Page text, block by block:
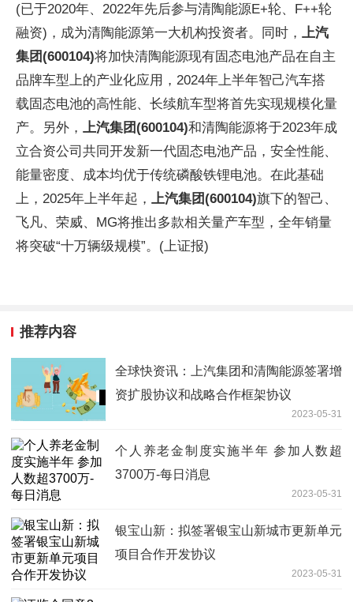
(已于2020年、2022年先后参与清陶能源E+轮、F++轮
融资)，成为清陶能源第一大机构投资者。同时， 上汽
集团(600104)将加快清陶能源现有固态电池产品在自主
品牌车型上的产业化应用，2024年上半年智己汽车搭
载固态电池的高性能、长续航车型将首先实现规模化量
产。另外， 上汽集团(600104)和清陶能源将于2023年成
立合资公司共同开发新一代固态电池产品，安全性能、
能量密度、成本均优于传统磷酸铁锂电池。在此基础
上，2025年上半年起， 上汽集团(600104)旗下的智己、
飞凡、荣威、MG将推出多款相关量产车型，全年销量
将突破“十万辆级规模”。(上证报)
推荐内容
全球快资讯：上汽集团和清陶能源签署增
资扩股协议和战略合作框架协议
2023-05-31
个人养老金制度实施半年 参加人数超
3700万-每日消息
2023-05-31
银宝山新：拟签署银宝山新城市更新单元
项目合作开发协议
2023-05-31